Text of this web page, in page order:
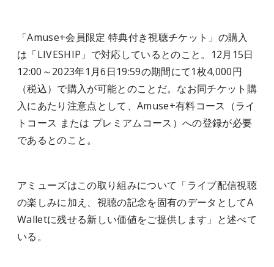
「Amuse+会員限定 特典付き視聴チケット」の購入
は「LIVESHIP」で対応しているとのこと。12月15日
12:00～2023年1月6日19:59の期間にて1枚4,000円
（税込）で購入が可能とのことだ。なお同チケット購
入にあたり注意点として、Amuse+有料コース（ライ
トコース または プレミアムコース）への登録が必要
であるとのこと。
アミューズはこの取り組みについて「ライブ配信視聴
の楽しみに加え、視聴の記念を固有のデータとしてA
Walletに残せる新しい価値をご提供します」と述べて
いる。